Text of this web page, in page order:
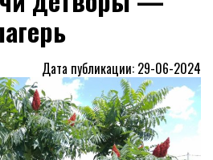
Дата публикации: 29-06-2024